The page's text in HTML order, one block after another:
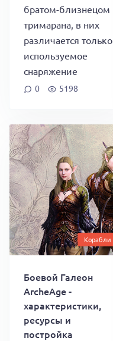
братом-близнецом
тримарана, в них
различается только
используемое
снаряжение
0 5198
Корабли
Боевой Галеон
ArcheAge -
характеристики,
ресурсы и
постройка